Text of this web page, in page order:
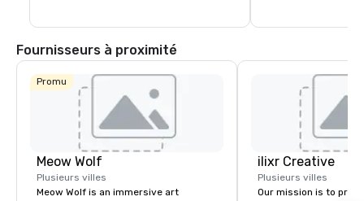
Fournisseurs à proximité
Promu
Meow Wolf
Plusieurs villes
Meow Wolf is an immersive art
ilixr Creative
Plusieurs villes
Our mission is to